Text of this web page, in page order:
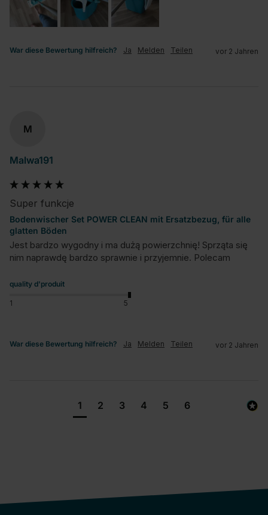
War diese Bewertung hilfreich? Ja Melden Teilen vor 2 Jahren
M
Malwa191
Super funkcje
Bodenwischer Set POWER CLEAN mit Ersatzbezug, für alle
glatten Böden
Jest bardzo wygodny i ma dużą powierzchnię! Sprząta się
nim naprawdę bardzo sprawnie i przyjemnie. Polecam
quality d'produit
1 5
War diese Bewertung hilfreich? Ja Melden Teilen vor 2 Jahren
1 2 3 4 5 6